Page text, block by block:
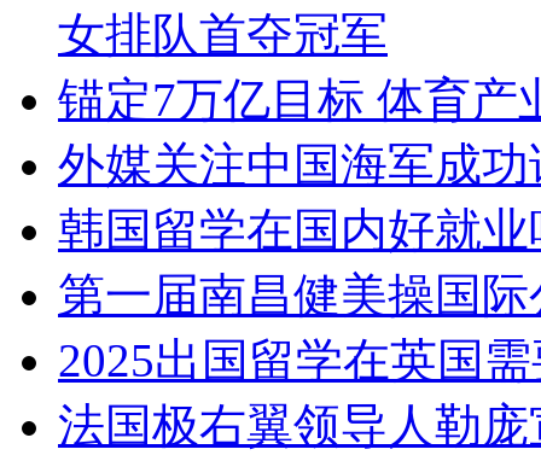
女排队首夺冠军
锚定7万亿目标 体育产
外媒关注中国海军成
韩国留学在国内好就业
第一届南昌健美操国
2025出国留学在英国
法国极右翼领导人勒